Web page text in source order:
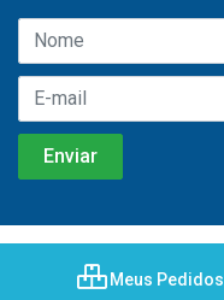
Meus Pedidos